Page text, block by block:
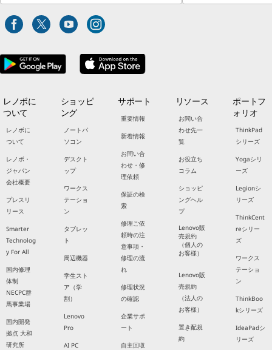
レノボに
ついて
レノボに
ついて
レノボ・
ジャパン
会社概要
プレスリ
リース
Smarter
Technolog
y For All
国内修理
体制
NECPC群
馬事業場
国内開発
拠点 大和
研究所
ショッピ
ング
ノートパ
ソコン
デスクト
ップ
ワークス
テーショ
ン
タブレッ
ト
周辺機器
学生スト
ア（学
割）
Lenovo
Pro
AI PC
サポート
重要情報
新着情報
お問い合
わせ・修
理依頼
保証の検
索
修理ご依
頼時の注
意事項・
修理の流
れ
修理状況
の確認
企業サポ
ート
自主回収
リソース
お問い合
わせ先一
覧
お役立ち
コラム
ショッピ
ングヘル
プ
Lenovo販
売規約
（個人の
お客様）
Lenovo販
売規約
（法人の
お客様）
置き配規
約
ポートフ
ォリオ
ThinkPad
シリーズ
Yogaシリ
ーズ
Legionシ
リーズ
ThinkCent
reシリー
ズ
ワークス
テーショ
ン
ThinkBoo
kシリーズ
IdeaPadシ
リーズ